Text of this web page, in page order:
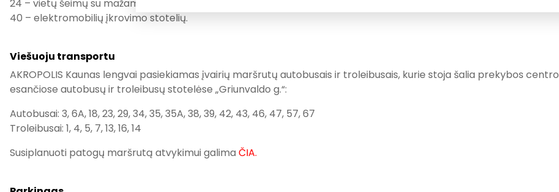
24 – vietų šeimų su mažamečiais vaikais automobiliams.
40 – elektromobilių įkrovimo stotelių.
Viešuoju transportu
AKROPOLIS Kaunas lengvai pasiekiamas įvairių maršrutų autobusais ir troleibusais, kurie stoja šalia prekybos centro
esančiose autobusų ir troleibusų stotelėse „Griunvaldo g.“:
Autobusai: 3, 6A, 18, 23, 29, 34, 35, 35A, 38, 39, 42, 43, 46, 47, 57, 67
Troleibusai: 1, 4, 5, 7, 13, 16, 14
Susiplanuoti patogų maršrutą atvykimui galima ČIA.